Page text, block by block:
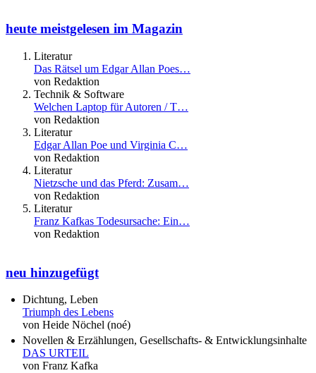
heute meistgelesen im Magazin
Literatur
Das Rätsel um Edgar Allan Poes…
von Redaktion
Technik & Software
Welchen Laptop für Autoren / T…
von Redaktion
Literatur
Edgar Allan Poe und Virginia C…
von Redaktion
Literatur
Nietzsche und das Pferd: Zusam…
von Redaktion
Literatur
Franz Kafkas Todesursache: Ein…
von Redaktion
neu hinzugefügt
Dichtung, Leben
Triumph des Lebens
von Heide Nöchel (noé)
Novellen & Erzählungen, Gesellschafts- & Entwicklungsinhalte
DAS URTEIL
von Franz Kafka